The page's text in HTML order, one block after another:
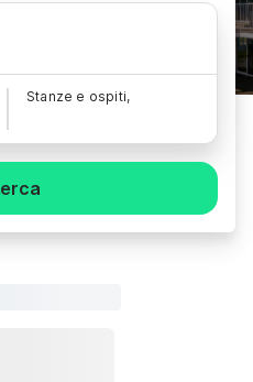
Stanze e ospiti,